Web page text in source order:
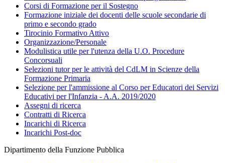
Corsi di Formazione per il Sostegno
Formazione iniziale dei docenti delle scuole secondarie di
primo e secondo grado
Tirocinio Formativo Attivo
Organizzazione/Personale
Modulistica utile per l'utenza della U.O. Procedure
Concorsuali
Selezioni tutor per le attività del CdLM in Scienze della
Formazione Primaria
Selezione per l'ammissione al Corso per Educatori dei Servizi
Educativi per l'Infanzia - A.A. 2019/2020
Assegni di ricerca
Contratti di Ricerca
Incarichi di Ricerca
Incarichi Post-doc
Dipartimento della Funzione Pubblica